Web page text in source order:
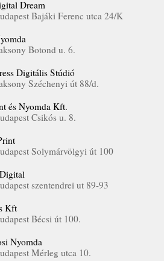
Dream
Bajáki Ferenc utca 24/K
Botond u. 6.
Digitális Stúdió
Széchenyi út 88/d.
és Nyomda Kft.
Csikós u. 8.
Solymárvölgyi út 100
szentendrei ut 89-93
Kft
Bécsi út 100.
Nyomda
Mérleg utca 10.